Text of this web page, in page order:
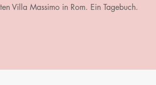
Villa Massimo in Rom. Ein Tagebuch.